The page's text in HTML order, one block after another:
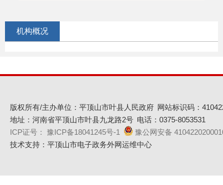
机构概况
版权所有/主办单位：平顶山市叶县人民政府 网站标识码：
地址：河南省平顶山市叶县九龙路2号 电话：0375-8053531
ICP证号： 豫ICP备18041245号-1
豫公网安备
技术支持：平顶山市电子政务外网运维中心